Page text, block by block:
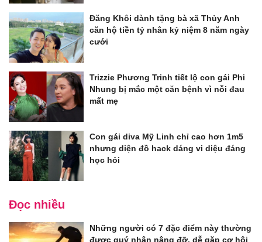
Đăng Khôi dành tặng bà xã Thủy Anh
căn hộ tiền tỷ nhân kỷ niệm 8 năm ngày
cưới
Trizzie Phương Trinh tiết lộ con gái Phi
Nhung bị mắc một căn bệnh vì nỗi đau
mất mẹ
Con gái diva Mỹ Linh chỉ cao hơn 1m5
nhưng diện đồ hack dáng vi diệu đáng
học hỏi
Đọc nhiều
Những người có 7 đặc điểm này thường
được quý nhân nâng đỡ, dễ gặp cơ hội